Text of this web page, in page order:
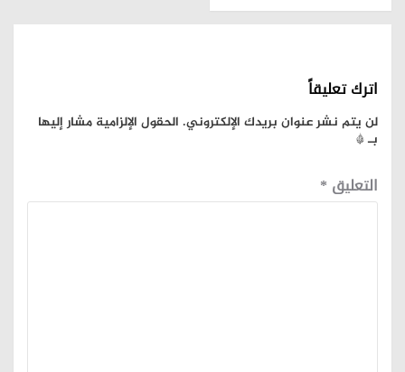
اترك تعليقاً
لن يتم نشر عنوان بريدك الإلكتروني. الحقول الإلزامية مشار إليها
بـ*
التعليق *